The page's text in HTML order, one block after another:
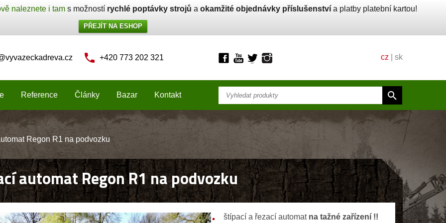
naleznete i tam s možností rychlé poptávky strojů a okamžité objednávky příslušenství a platby platební kartou!
PŘEJÍT NA ESHOP
+420 773 202 321 cz sk
Reference Články Bazar Kontakt
Regon R1 na podvozku
automat Regon R1 na podvozku
štípací a řezací automat na tažné zařízení !!